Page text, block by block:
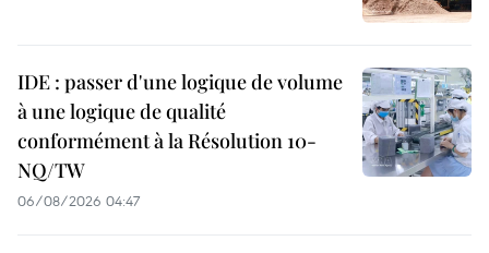
IDE : passer d'une logique de volume
à une logique de qualité
conformément à la Résolution 10-
NQ/TW
06/08/2026 04:47